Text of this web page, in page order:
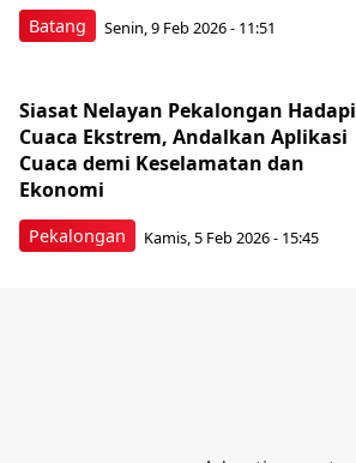
Batang Senin, 9 Feb 2026 - 11:51
Pekalongan
Siasat Nelayan Pekalongan Hadapi
Cuaca Ekstrem, Andalkan Aplikasi
Cuaca demi Keselamatan dan
Ekonomi
Kamis, 5 Feb 2026 - 15:45